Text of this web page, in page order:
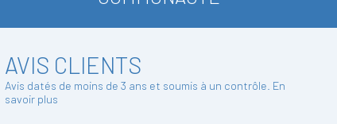
AVIS CLIENTS
Avis datés de moins de 3 ans et soumis à un contrôle. En
savoir plus